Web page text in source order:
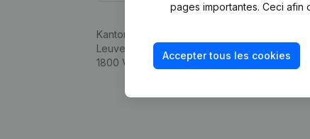
pages importantes. Ceci
Accepter tous les cookies
Kantorenpark Everest
Leuvensesteenweg 248D,
1800 Vilvoorde